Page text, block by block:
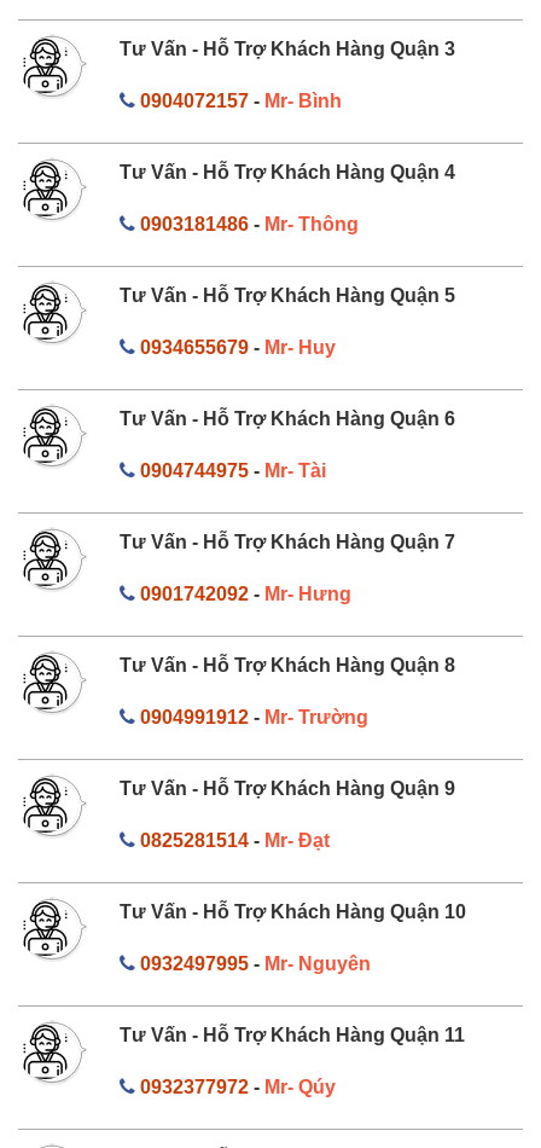
Tư Vấn - Hỗ Trợ Khách Hàng Quận 3
0904072157- Mr- Bình
Tư Vấn - Hỗ Trợ Khách Hàng Quận 4
0903181486- Mr- Thông
Tư Vấn - Hỗ Trợ Khách Hàng Quận 5
0934655679- Mr- Huy
Tư Vấn - Hỗ Trợ Khách Hàng Quận 6
0904744975- Mr- Tài
Tư Vấn - Hỗ Trợ Khách Hàng Quận 7
0901742092- Mr- Hưng
Tư Vấn - Hỗ Trợ Khách Hàng Quận 8
0904991912- Mr- Trường
Tư Vấn - Hỗ Trợ Khách Hàng Quận 9
0825281514- Mr- Đạt
Tư Vấn - Hỗ Trợ Khách Hàng Quận 10
0932497995- Mr- Nguyên
Tư Vấn - Hỗ Trợ Khách Hàng Quận 11
0932377972- Mr- Qúy